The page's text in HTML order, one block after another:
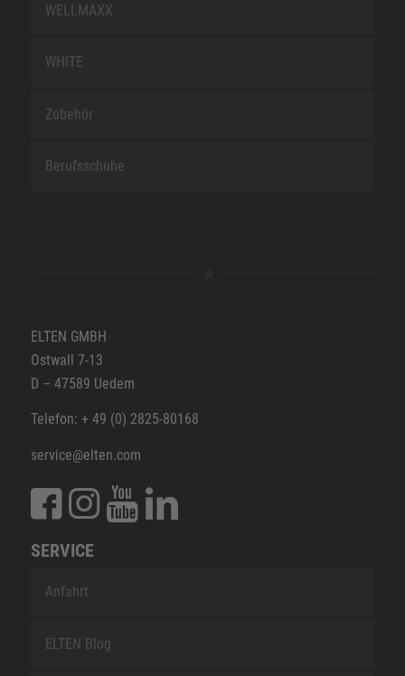
WELLMAXX
WHITE
Zubehör
Berufsschuhe
ELTEN GMBH
Ostwall 7-13
D – 47589 Uedem
Telefon: + 49 (0) 2825-80168
service@elten.com
SERVICE
Anfahrt
ELTEN Blog